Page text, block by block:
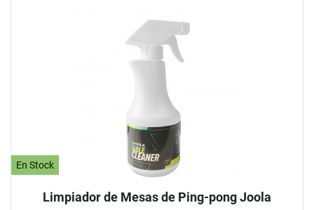
En Stock
Limpiador de Mesas de Ping-pong Joola